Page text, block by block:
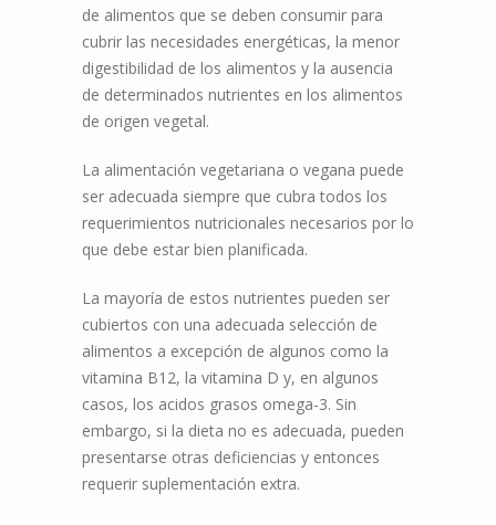
de alimentos que se deben consumir para
cubrir las necesidades energéticas, la menor
digestibilidad de los alimentos y la ausencia
de determinados nutrientes en los alimentos
de origen vegetal.
La alimentación vegetariana o vegana puede
ser adecuada siempre que cubra todos los
requerimientos nutricionales necesarios por lo
que debe estar bien planificada.
La mayoría de estos nutrientes pueden ser
cubiertos con una adecuada selección de
alimentos a excepción de algunos como la
vitamina B12, la vitamina D y, en algunos
casos, los acidos grasos omega-3. Sin
embargo, si la dieta no es adecuada, pueden
presentarse otras deficiencias y entonces
requerir suplementación extra.